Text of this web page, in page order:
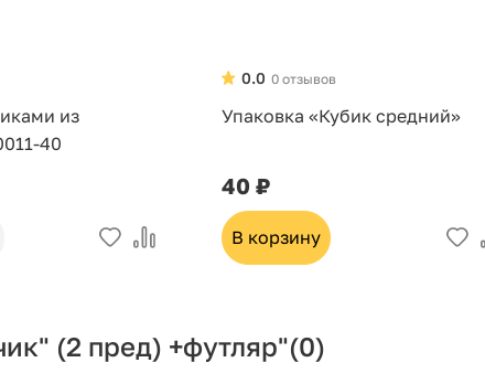
из
40
0 отзывов
0.0
Упаковка «Кубик средний»
40 ₽
В корзину
(2 пред) +футляр"(0)